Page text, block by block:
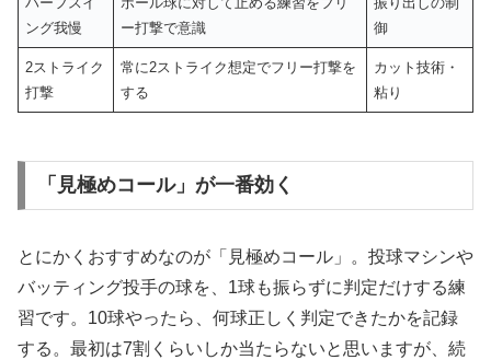
ング我慢
ー打撃で意識
御
2ストライク
打撃
常に2ストライク想定でフリー打撃を
する
カット技術・
粘り
「見極めコール」が一番効く
とにかくおすすめなのが「見極めコール」。投球マシンや
バッティング投手の球を、1球も振らずに判定だけする練
習です。10球やったら、何球正しく判定できたかを記録
する。最初は7割くらいしか当たらないと思いますが、続